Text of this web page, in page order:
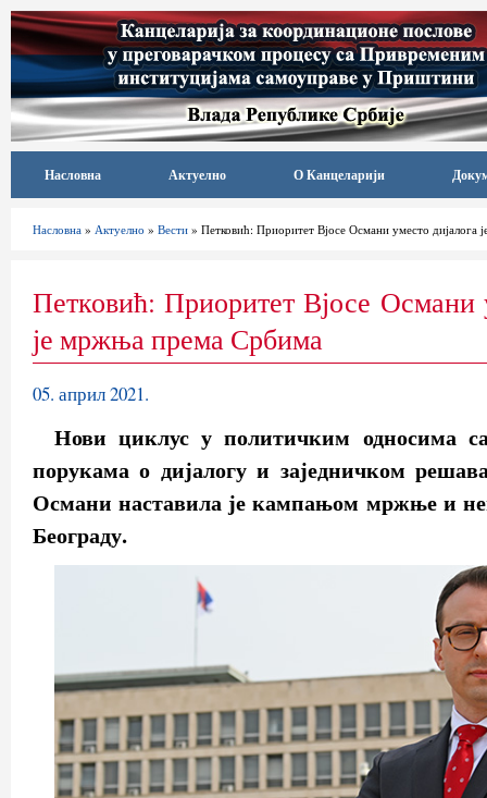
Насловна Актуелно О Канцеларији
Насловна » Актуелно » Вести » Петковић: Приоритет Вјосе Османи уместо
Петковић: Приоритет Вјосе Османи
је мржња према Србима
05. април 2021.
Нови циклус у политичким односима
порукама о дијалогу и заједничком
Османи наставила је кампањом мржње и
Београду.